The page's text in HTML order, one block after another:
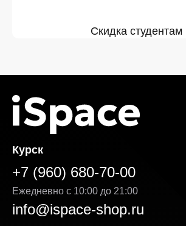
Скидка студентам
Курск
+7 (960) 680-70-00
Ежедневно с 10:00 до 21:00
info@ispace-shop.ru